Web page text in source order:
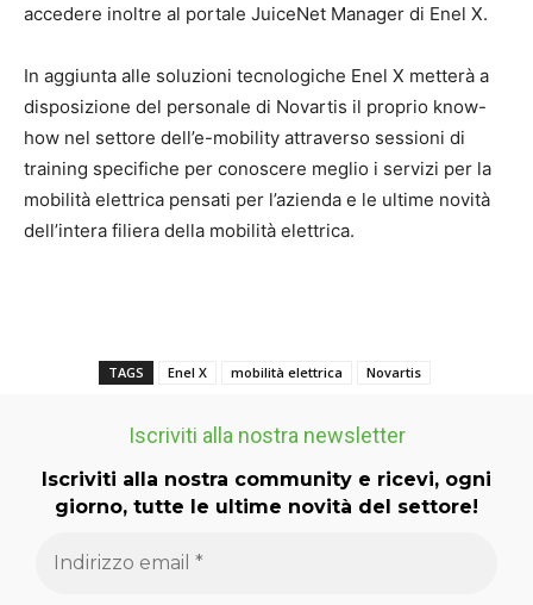
accedere inoltre al portale JuiceNet Manager di Enel X.
In aggiunta alle soluzioni tecnologiche Enel X metterà a
disposizione del personale di Novartis il proprio know-
how nel settore dell’e-mobility attraverso sessioni di
training specifiche per conoscere meglio i servizi per la
mobilità elettrica pensati per l’azienda e le ultime novità
dell’intera filiera della mobilità elettrica.
TAGS Enel X mobilità elettrica Novartis
Iscriviti alla nostra newsletter
Iscriviti alla nostra community e ricevi, ogni
giorno, tutte le ultime novità del settore!